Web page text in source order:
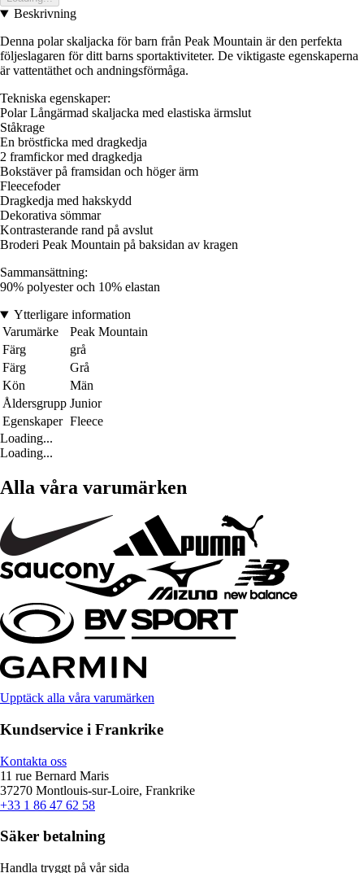
Beskrivning
Denna polar skaljacka för barn från Peak Mountain är den perfekta
följeslagaren för ditt barns sportaktiviteter. De viktigaste egenskaperna
är vattentäthet och andningsförmåga.
Tekniska egenskaper:
Polar Långärmad skaljacka med elastiska ärmslut
Ståkrage
En bröstficka med dragkedja
2 framfickor med dragkedja
Bokstäver på framsidan och höger ärm
Fleecefoder
Dragkedja med hakskydd
Dekorativa sömmar
Kontrasterande rand på avslut
Broderi Peak Mountain på baksidan av kragen
Sammansättning:
90% polyester och 10% elastan
Ytterligare information
Varumärke
Peak Mountain
Färg
grå
Färg
Grå
Kön
Män
Åldersgrupp Junior
Egenskaper Fleece
Loading...
Loading...
Alla våra varumärken
Upptäck alla våra varumärken
Kundservice i Frankrike
Kontakta oss
11 rue Bernard Maris
37270 Montlouis-sur-Loire, Frankrike
+33 1 86 47 62 58
Säker betalning
Handla tryggt på vår sida